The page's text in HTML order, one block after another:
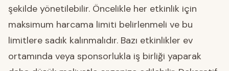
şekilde yönetilebilir. Öncelikle her etkinlik için
maksimum harcama limiti belirlenmeli ve bu
limitlere sadık kalınmalıdır. Bazı etkinlikler ev
ortamında veya sponsorlukla iş birliği yaparak